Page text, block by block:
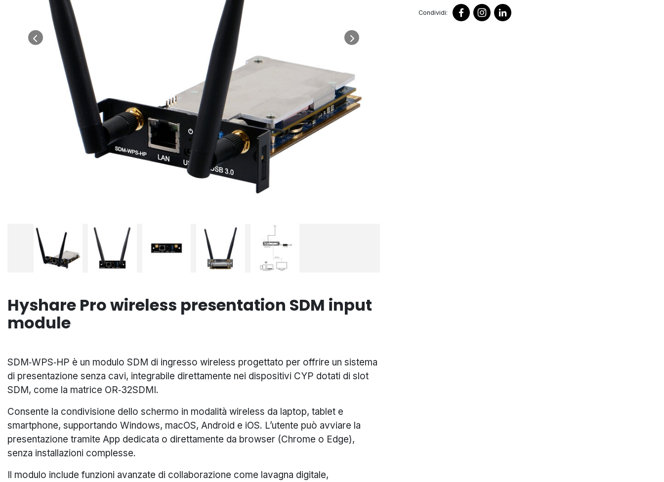
Hyshare Pro wireless presentation SDM input
module
SDM‑WPS‑HP è un modulo SDM di ingresso wireless progettato per offrire un sistema
di presentazione senza cavi, integrabile direttamente nei dispositivi CYP dotati di slot
SDM, come la matrice OR‑32SDMI.
Consente la condivisione dello schermo in modalità wireless da laptop, tablet e
smartphone, supportando Windows, macOS, Android e iOS. L’utente può avviare la
presentazione tramite App dedicata o direttamente da browser (Chrome o Edge),
senza installazioni complesse.
Il modulo include funzioni avanzate di collaborazione come lavagna digitale,
Condividi: